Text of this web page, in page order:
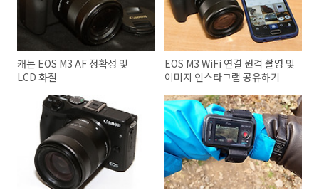
캐논 EOS M3 AF 정확성 및
LCD 화질
EOS M3 WiFi 연결 원격 촬영 및
이미지 인스타그램 공유하기